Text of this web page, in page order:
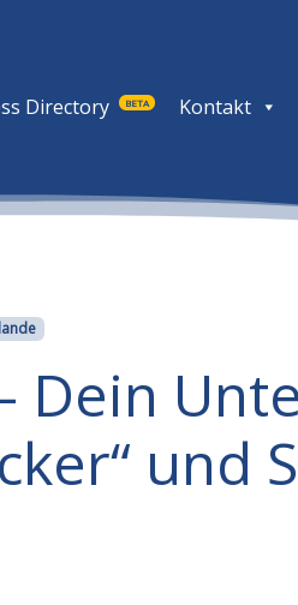
Directory BETA Kontakt
Dein
und